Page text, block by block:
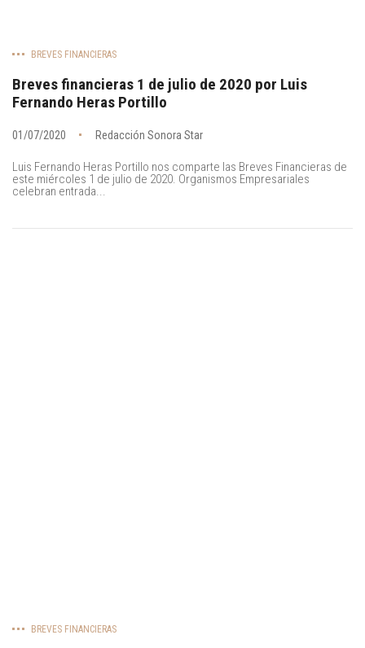
BREVES FINANCIERAS
Breves financieras 1 de julio de 2020 por Luis
Fernando Heras Portillo
01/07/2020 Redacción Sonora Star
Luis Fernando Heras Portillo nos comparte las Breves Financieras de
este miércoles 1 de julio de 2020. Organismos Empresariales
celebran entrada...
BREVES FINANCIERAS